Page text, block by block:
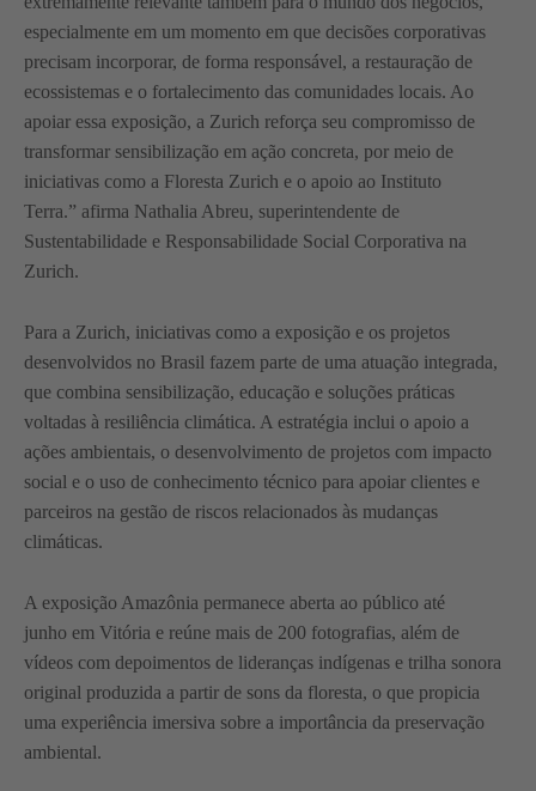
especialmente em um momento em que decisões corporativas
precisam incorporar, de forma responsável, a restauração de
ecossistemas e o fortalecimento das comunidades locais. Ao
apoiar essa exposição, a Zurich reforça seu compromisso de
transformar sensibilização em ação concreta, por meio de
iniciativas como a Floresta Zurich e o apoio ao Instituto
Terra.” afirma Nathalia Abreu, superintendente de
Sustentabilidade e Responsabilidade Social Corporativa na
Zurich.
Para a Zurich, iniciativas como a exposição e os projetos
desenvolvidos no Brasil fazem parte de uma atuação integrada,
que combina sensibilização, educação e soluções práticas
voltadas à resiliência climática. A estratégia inclui o apoio a
ações ambientais, o desenvolvimento de projetos com impacto
social e o uso de conhecimento técnico para apoiar clientes e
parceiros na gestão de riscos relacionados às mudanças
climáticas.
A exposição Amazônia permanece aberta ao público até
junho em Vitória e reúne mais de 200 fotografias, além de
vídeos com depoimentos de lideranças indígenas e trilha sonora
original produzida a partir de sons da floresta, o que propicia
uma experiência imersiva sobre a importância da preservação
ambiental.